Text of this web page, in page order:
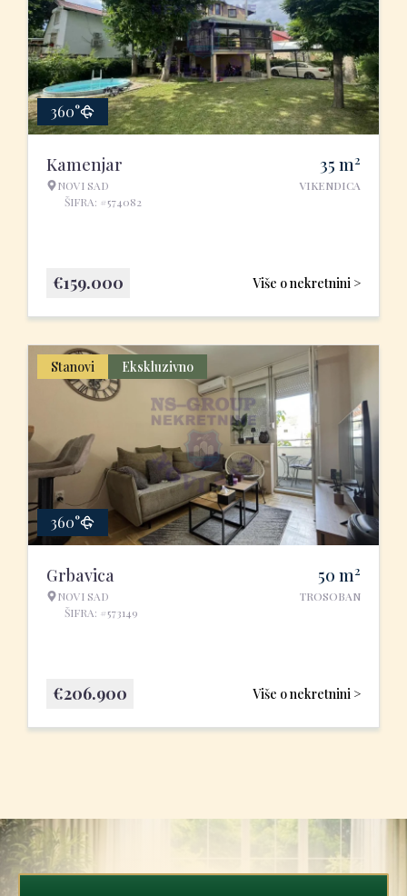
360°
Kamenjar
NOVI SAD
ŠIFRA: #574082
35 m2
VIKENDICA
Više o nekretnini >
€159.000
Stanovi Ekskluzivno
360°
Grbavica
NOVI SAD
ŠIFRA: #573149
50 m2
TROSOBAN
Više o nekretnini >
€206.900